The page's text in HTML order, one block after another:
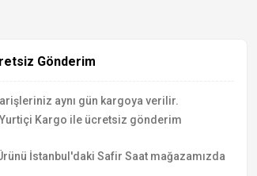
Gönderim
aynı gün kargoya verilir.
Kargo ile ücretsiz gönderim
İstanbul'daki Safir Saat mağazamızda